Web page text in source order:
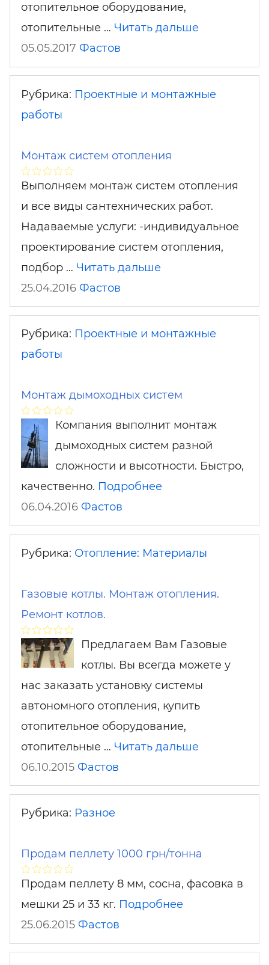
отопительное оборудование,
отопительные … Читать дальше
05.05.2017 Фастов
Рубрика: Проектные и монтажные
работы
Монтаж систем отопления
Выполняем монтаж систем отопления
и все виды сантехнических работ.
Надаваемые услуги: -индивидуальное
проектирование систем отопления,
подбор … Читать дальше
25.04.2016 Фастов
Рубрика: Проектные и монтажные
работы
Монтаж дымоходных систем
Компания выполнит монтаж
дымоходных систем разной
сложности и высотности. Быстро,
качественно. Подробнее
06.04.2016 Фастов
Рубрика: Отопление: Материалы
Газовые котлы. Монтаж отопления.
Ремонт котлов.
Предлагаем Вам Газовые
котлы. Вы всегда можете у
нас заказать установку системы
автономного отопления, купить
отопительное оборудование,
отопительные … Читать дальше
06.10.2015 Фастов
Рубрика: Разное
Продам пеллету 1000 грн/тонна
Продам пеллету 8 мм, сосна, фасовка в
мешки 25 и 33 кг. Подробнее
25.06.2015 Фастов